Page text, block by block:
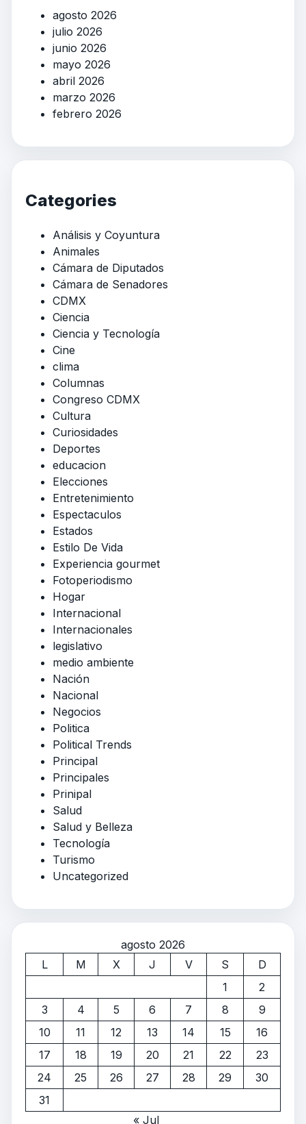
agosto 2026
julio 2026
junio 2026
mayo 2026
abril 2026
marzo 2026
febrero 2026
Categories
Análisis y Coyuntura
Animales
Cámara de Diputados
Cámara de Senadores
CDMX
Ciencia
Ciencia y Tecnología
Cine
clima
Columnas
Congreso CDMX
Cultura
Curiosidades
Deportes
educacion
Elecciones
Entretenimiento
Espectaculos
Estados
Estilo De Vida
Experiencia gourmet
Fotoperiodismo
Hogar
Internacional
Internacionales
legislativo
medio ambiente
Nación
Nacional
Negocios
Politica
Political Trends
Principal
Principales
Prinipal
Salud
Salud y Belleza
Tecnología
Turismo
Uncategorized
agosto 2026
L
M X J V S
D
1
2
3
4 5 6 7 8
9
10
11 12 13 14 15
16
17
18 19 20 21 22
23
24
25 26 27 28 29
30
31
« Jul